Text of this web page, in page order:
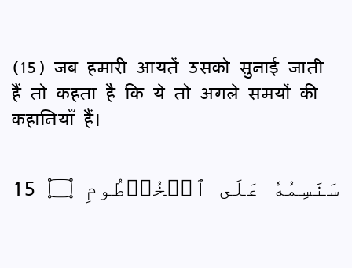
(15) जब हमारी आयतें उसको सुनाई जाती
हैं तो कहता है कि ये तो अगले समयों की
कहानियाँ हैं।
سَنَسِمُهٗ عَلَى ٱلۡخُرۡطُومِ ۝ 15